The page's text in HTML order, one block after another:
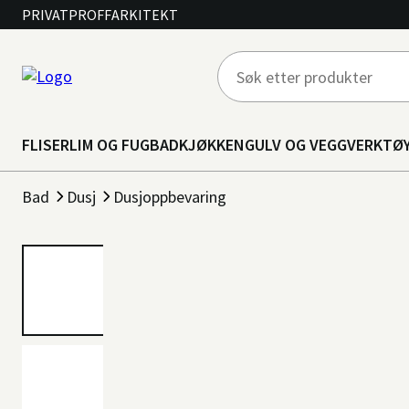
PRIVATPROFFARKITEKT
FLISERLIM OG FUGBADKJØKKENGULV OG VEGG
Bad Dusj Dusjoppbevaring